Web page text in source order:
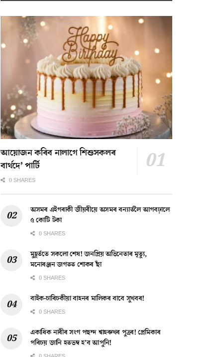
আয়োজন কৰিব নালাগে শিশুসকলৰ
বাৰ্থদে’ পাৰ্টি
0 SHARES
অসমৰ এইগৰাকী জীয়ৰীয়ে অসমৰ বন্যাৰ্তলৈ আগবঢ়ালে
৫ কোটি টকা
0 SHARES
মুহূৰ্ততে সকলো শেষ! জনপ্ৰিয় অভিনেতাৰ মৃত্যু,
মনোৰঞ্জন জগতত শোকৰ ছাঁ
0 SHARES
বাইক-চাৰিচকীয়া বাহনৰ মালিকৰ বাবে সুখবৰ!
0 SHARES
একাধিক নাৰীৰ সংগ পছন্দ শ্বাহৰুখৰ পুত্ৰৰ! প্ৰেমিকাৰ
পৰিচয় জানি হতভম্ব হ’ব আপুনি!